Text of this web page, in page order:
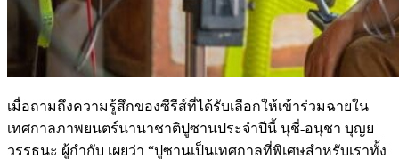
เมื่อถามถึงความรู้สึกของซีรีส์ที่ได้รับเลือกให้เข้าร่วมฉายใน
เทศกาลภาพยนตร์นานาชาติปูซานประจำปีนี้ นุชี่-อนุชา บุญย
วรรธนะ ผู้กำกับ เผยว่า “ปูซานเป็นเทศกาลที่พิเศษสำหรับเราทั้ง